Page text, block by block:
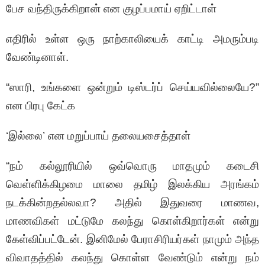
பேச வந்திருக்கிறான் என குழப்பமாய் ஏறிட்டாள்
எதிரில் உள்ள ஒரு நாற்காலியைக் காட்டி அமரும்படி
வேண்டினாள்.
“ஸாரி, உங்களை ஒன்றும் டிஸ்டர்ப் செய்யவில்லையே?”
என பிரபு கேட்க
‘இல்லை’ என மறுப்பாய் தலையசைத்தாள்
“நம் கல்லூரியில் ஒவ்வொரு மாதமும் கடைசி
வெள்ளிக்கிழமை மாலை தமிழ் இலக்கிய அரங்கம்
நடக்கின்றதல்லவா? அதில் இதுவரை மாணவ,
மாணவிகள் மட்டுமே கலந்து கொள்கிறார்கள் என்று
கேள்விப்பட்டேன். இனிமேல் பேராசிரியர்கள் நாமும் அந்த
விவாதத்தில் கலந்து கொள்ள வேண்டும் என்று நம்